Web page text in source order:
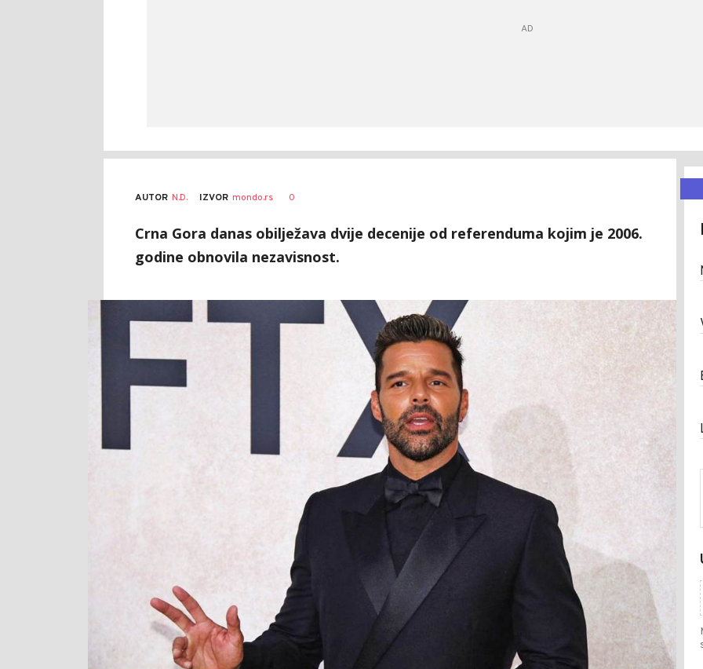
AUTOR N.D. IZVOR mondo.rs 0
Crna Gora danas obilježava dvije decenije od referenduma kojim je 2006.
godine obnovila nezavisnost.